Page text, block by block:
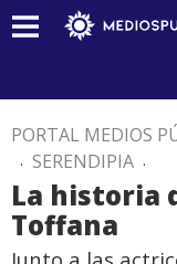
PORTAL MEDIOS
. SERENDIPIA .
La historia
Toffana